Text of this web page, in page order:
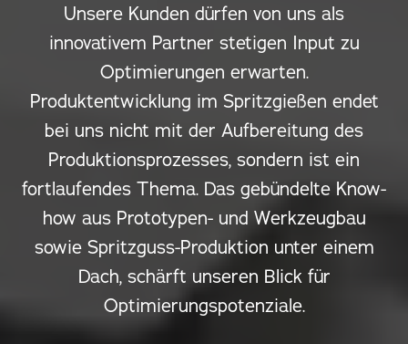
Unsere Kunden dürfen von uns als
innovativem Partner stetigen Input zu
Optimierungen erwarten.
Produktentwicklung im Spritzgießen endet
bei uns nicht mit der Aufbereitung des
Produktionsprozesses, sondern ist ein
fortlaufendes Thema. Das gebündelte Know-
how aus Prototypen- und Werkzeugbau
sowie Spritzguss-Produktion unter einem
Dach, schärft unseren Blick für
Optimierungspotenziale.